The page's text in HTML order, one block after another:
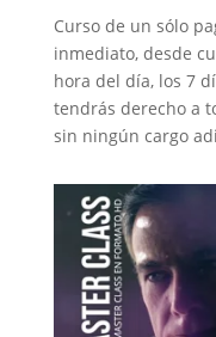
Curso de un sólo
inmediato, desde
hora del día, los 7
tendrás derecho a
sin ningún cargo